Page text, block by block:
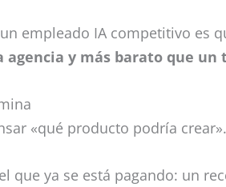
empleado IA competitivo es
y más barato que
«qué producto podría crear».
que ya se está pagando: un